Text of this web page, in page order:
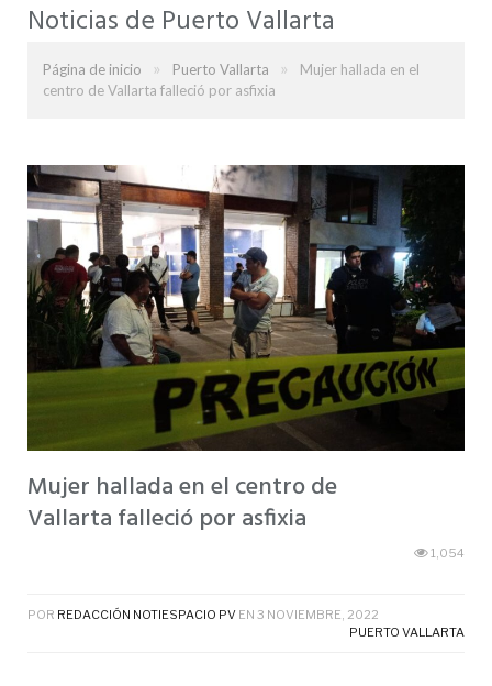
Noticias de Puerto Vallarta
Página de inicio » Puerto Vallarta »
Mujer hallada en el
centro de Vallarta falleció por asfixia
Mujer hallada en el centro de
Vallarta falleció por asfixia
1,054
POR REDACCIÓN NOTIESPACIO PV EN 3 NOVIEMBRE, 2022
PUERTO VALLARTA